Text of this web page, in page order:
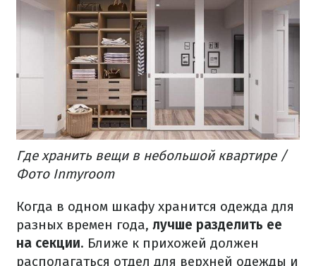
Где хранить вещи в небольшой квартире /
Фото Inmyroom
Когда в одном шкафу хранится одежда для
разных времен года, лучше разделить ее
на секции. Ближе к прихожей должен
располагаться отдел для верхней одежды и